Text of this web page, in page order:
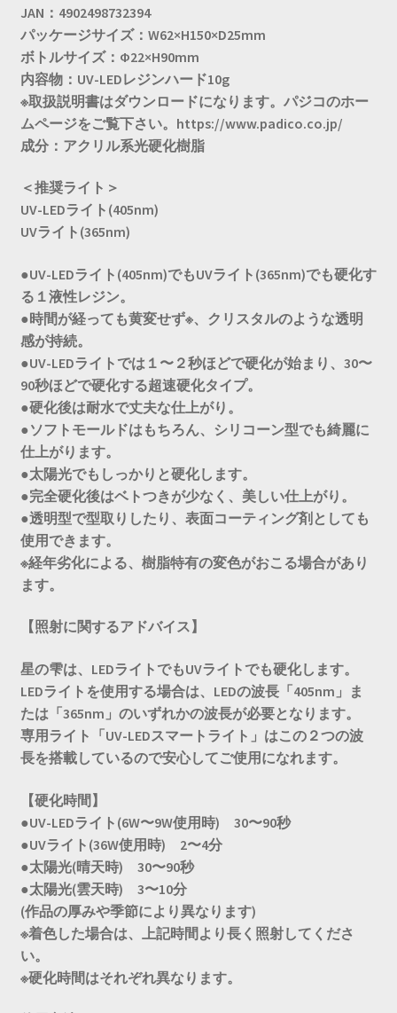
JAN：4902498732394
パッケージサイズ：W62×H150×D25mm
ボトルサイズ：Φ22×H90mm
内容物：UV-LEDレジンハード10g
※取扱説明書はダウンロードになります。パジコのホー
ムページをご覧下さい。https://www.padico.co.jp/
成分：アクリル系光硬化樹脂
＜推奨ライト＞
UV-LEDライト(405nm)
UVライト(365nm)
●UV-LEDライト(405nm)でもUVライト(365nm)でも硬化す
る１液性レジン。
●時間が経っても黄変せず※、クリスタルのような透明
感が持続。
●UV-LEDライトでは１〜２秒ほどで硬化が始まり、30〜
90秒ほどで硬化する超速硬化タイプ。
●硬化後は耐水で丈夫な仕上がり。
●ソフトモールドはもちろん、シリコーン型でも綺麗に
仕上がります。
●太陽光でもしっかりと硬化します。
●完全硬化後はベトつきが少なく、美しい仕上がり。
●透明型で型取りしたり、表面コーティング剤としても
使用できます。
※経年劣化による、樹脂特有の変色がおこる場合があり
ます。
【照射に関するアドバイス】
星の雫は、LEDライトでもUVライトでも硬化します。
LEDライトを使用する場合は、LEDの波長「405nm」ま
たは「365nm」のいずれかの波長が必要となります。
専用ライト「UV-LEDスマートライト」はこの２つの波
長を搭載しているので安心してご使用になれます。
【硬化時間】
●UV-LEDライト(6W〜9W使用時) 30〜90秒
●UVライト(36W使用時) 2〜4分
●太陽光(晴天時) 30〜90秒
●太陽光(雲天時) 3〜10分
(作品の厚みや季節により異なります)
※着色した場合は、上記時間より長く照射してくださ
い。
※硬化時間はそれぞれ異なります。